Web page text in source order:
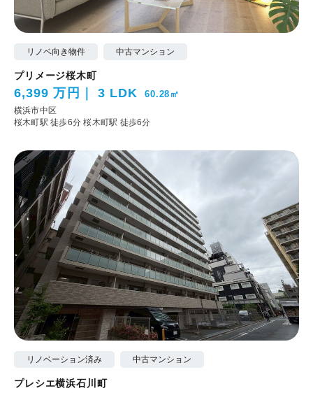
リノベ向き物件 中古マンション
プリメージ桜木町
6,399 万円 3 LDK 60.28㎡
横浜市中区
桜木町駅 徒歩6分桜木町駅 徒歩6分
リノベーション済み 中古マンション
プレシエ横浜石川町